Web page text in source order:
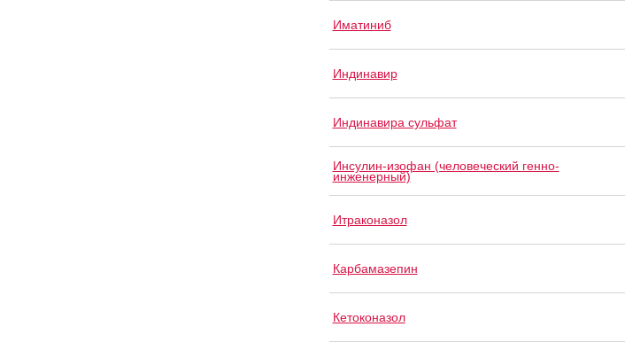
Иматиниб
Индинавир
Индинавира сульфат
Инсулин-изофан (человеческий генно-
инженерный)
Итраконазол
Карбамазепин
Кетоконазол